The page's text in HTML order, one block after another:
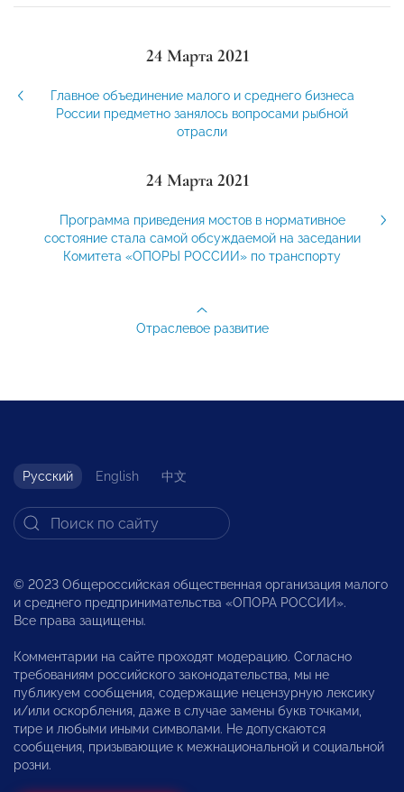
24 Марта 2021
Главное объединение малого и среднего бизнеса
России предметно занялось вопросами рыбной
отрасли
24 Марта 2021
Программа приведения мостов в нормативное
состояние стала самой обсуждаемой на заседании
Комитета «ОПОРЫ РОССИИ» по транспорту
Отраслевое развитие
Русский English 中文
© 2023 Общероссийская общественная организация малого
и среднего предпринимательства «ОПОРА РОССИИ».
Все права защищены.
Комментарии на сайте проходят модерацию. Согласно
требованиям российского законодательства, мы не
публикуем сообщения, содержащие нецензурную лексику
и/или оскорбления, даже в случае замены букв точками,
тире и любыми иными символами. Не допускаются
сообщения, призывающие к межнациональной и социальной
розни.